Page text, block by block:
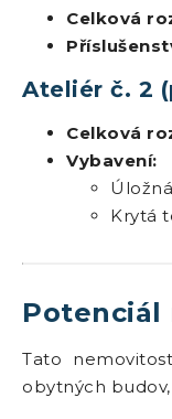
Celková
Ateliér č. 2
Celková
Vybavení:
Krytá
Potenciál
Tato
obytných